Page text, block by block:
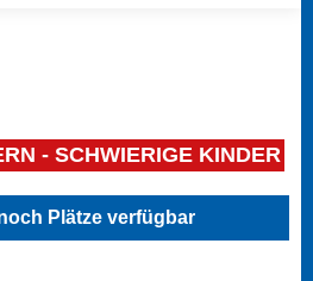
- SCHWIERIGE KINDER
Plätze verfügbar